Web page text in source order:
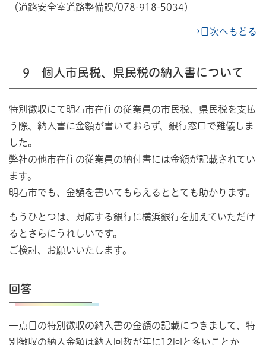
（道路安全室道路整備課/078-918-5034）
→目次へもどる
9 個人市民税、県民税の納入書について
特別徴収にて明石市在住の従業員の市民税、県民税を支払
う際、納入書に金額が書いておらず、銀行窓口で難儀しま
した。
弊社の他市在住の従業員の納付書には金額が記載されてい
ます。
明石市でも、金額を書いてもらえるととても助かります。
もうひとつは、対応する銀行に横浜銀行を加えていただけ
るとさらにうれしいです。
ご検討、お願いいたします。
回答
一点目の特別徴収の納入書の金額の記載につきまして、特
別徴収の納入金額は納入回数が年に12回と多いことか